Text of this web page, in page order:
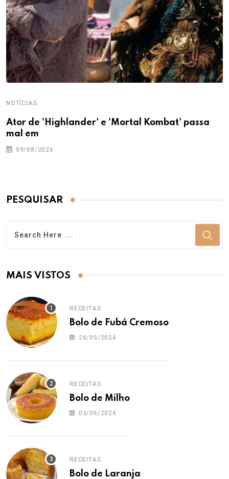
NOTÍCIAS
Ator de 'Highlander' e 'Mortal Kombat' passa
mal em
09/08/2026
PESQUISAR
MAIS VISTOS
RECEITAS
Bolo de Fubá Cremoso
26/05/2024
RECEITAS
Bolo de Milho
03/06/2024
RECEITAS
Bolo de Laranja